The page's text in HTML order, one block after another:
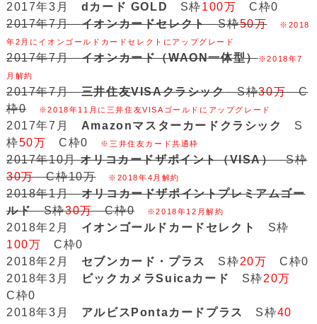
2017年3月 dカード GOLD S枠100万 C枠0
2017年7月イオンカードセレクトS枠50万
※2018
年2月にイオンゴールドカードセレクトにアップグレード
2017年7月イオンカード（WAON一体型）※2018年7
月解約
2017年7月三井住友VISAクラシックS枠30万C
枠0
※2018年11月に三井住友VISAゴールドにアップグレード
2017年7月 Amazonマスターカードクラシック
S
枠50万 C枠0 ※三井住友カード共通枠
2017年10月オリコカードザポイント（VISA）S枠
30万C枠10万 ※2018年4月解約
2018年1月オリコカードザポイントプレミアムゴー
ルドS枠30万C枠0 ※2018年12月解約
2018年2月 イオンゴールドカードセレクト
S枠
100万 C枠0
2018年2月 セブンカード・プラス S枠20万 C枠0
2018年3月
ビックカメラSuicaカード S枠20万
C枠0
2018年3月 アルビスPontaカードプラス S枠40